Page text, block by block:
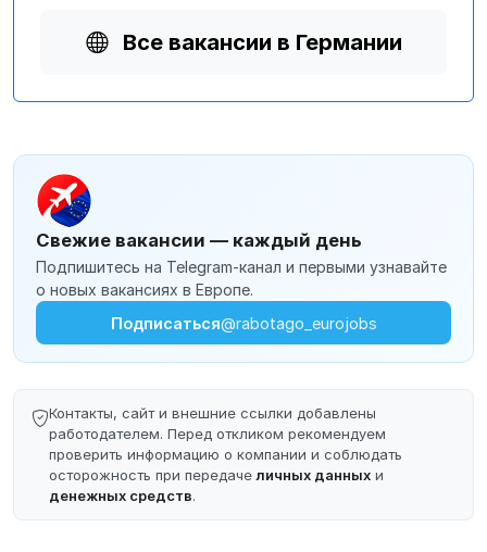
Все вакансии в Германии
Свежие вакансии — каждый день
Подпишитесь на Telegram-канал и первыми узнавайте
о новых вакансиях в Европе.
Подписаться@rabotago_eurojobs
Контакты, сайт и внешние ссылки добавлены
работодателем. Перед откликом рекомендуем
проверить информацию о компании и соблюдать
осторожность при передачеличных данных и
денежных средств.